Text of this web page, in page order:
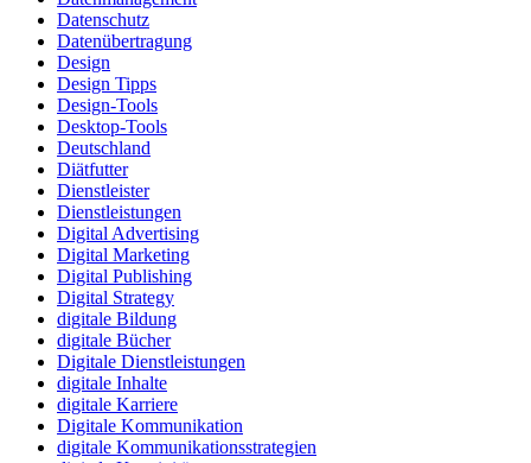
Datenschutz
Datenübertragung
Design
Design Tipps
Design-Tools
Desktop-Tools
Deutschland
Diätfutter
Dienstleister
Dienstleistungen
Digital Advertising
Digital Marketing
Digital Publishing
Digital Strategy
digitale Bildung
digitale Bücher
Digitale Dienstleistungen
digitale Inhalte
digitale Karriere
Digitale Kommunikation
digitale Kommunikationsstrategien